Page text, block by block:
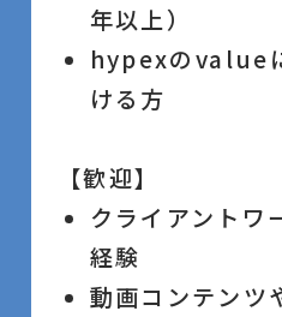
年以上）
hypexのvalue
ける方
【歓迎】
クライアントワ
経験
動画コンテンツ